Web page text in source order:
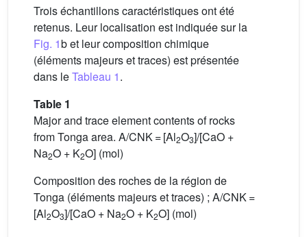
Trois échantillons caractéristiques ont été
retenus. Leur localisation est indiquée sur la
Fig. 1b et leur composition chimique
(éléments majeurs et traces) est présentée
dans leTableau 1.
Table 1
Major and trace element contents of rocks
from Tonga area. A/CNK = [Al2O3]/[CaO +
Na2O + K2O] (mol)
Composition des roches de la région de
Tonga (éléments majeurs et traces) ; A/CNK =
[Al2O3]/[CaO + Na2O + K2O] (mol)